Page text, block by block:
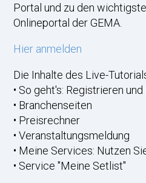
Portal und zu den
Onlineportal der GEMA.
Hier anmelden
Die Inhalte des Live-
• So geht's: Registrieren
• Branchenseiten
• Preisrechner
• Veranstaltungsmeldung
• Meine Services: Nutzen
• Service "Meine Setlist"